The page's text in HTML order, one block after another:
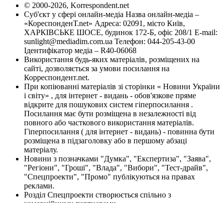
© 2000-2026, Korrespondent.net
Суб'єкт у сфері онлайн-медіа Назва онлайн-медіа –
«КореспонденТ.net» Адреса: 02091, місто Київ,
ХАРКІВСЬКЕ ШОСЕ, будинок 172-Б, офіс 208/1 E-mail:
sunlight@mediadim.com.ua Телефон: 044-205-43-00
Ідентифікатор медіа – R40-06068
Використання будь-яких матеріалів, розміщених на
сайті, дозволяється за умови посилання на
Корреспондент.net.
При копіюванні матеріалів зі сторінки « Новини України
і світу» , для інтернет - видань - обов'язкове пряме
відкрите для пошукових систем гіперпосилання .
Посилання має бути розміщена в незалежності від
повного або часткового використання матеріалів.
Гіперпосилання ( для інтернет - видань) - повинна бути
розміщена в підзаголовку або в першому абзаці
матеріалу.
Новини з позначками "Думка", "Експертиза", "Заява",
"Регіони", "Гроші", "Влада", "Вибори", "Тест-драйв",
"Спецпроекти", "Промо" публікуються на правах
реклами.
Розділ Спецпроекти створюється спільно з